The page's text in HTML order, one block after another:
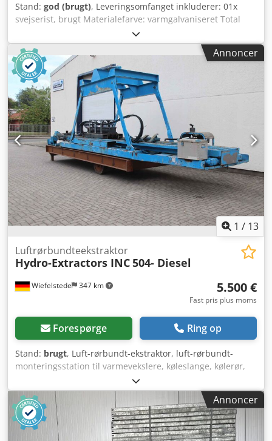
Stand: god (brugt), Leveringsomfanget inkluderer: 01x
svejserist, brugt Materialefarve: varmgalvaniseret Total
dybde: ca. 2.460 mm (i bærejernets retning) Total bredde:
ca. 1.130 mm (i tværjernets retning) Bærejern: TS30/2,00
Rammehøjde: ca. 30 mm Maskestørrelse: ca. 35 x 40 mm
Vægt / stk.: ca. 49,61 kg Intern betegnelse: GR-126
Bemærkning: Dsdpfxowl U S Sj Adteck - På hver side er der
svejset 2 L-vinkler som låsning - Gitterristen kan have
skader, ridser og buler. Dine kontaktpersoner hos os: Hr.:
Andre Evering Hr.: Mario Klöver Hr.: Falk Deutsch Generel
information om varen: Denne vare tilbydes kun til
afhentning. Ønskes der transport eller forsendelse af
varen, medfølger der ekstra omkostninger, som kan
oplyses særskilt afhængigt af leveringssted og
leveringsomfang.
Annoncer
1 / 13
Wiefelstede 347 km
Luftrørbundteekstraktor
Hydro-Extractors INC504- Diesel
5.500 €
Fast pris plus moms
Forespørge Ring op
Stand: brugt, Luft-rørbundt-ekstraktor, luft-rørbundt-
monteringsstation til varmevekslere, køleslange, kølerør,
kølespiral, rørrørsvarmeveksler -Overdragelse: i den
aktuelle stand som beset (uden dokumentation) -Tilstand:
Dieseldrift er i øjeblikket ude af funktion -Luft-rørbundt-
ekstraktor: Hydro-Extractors INC Dsdpfxow Ty Dno Adteck -
Type: 504 - Diesel -Dimensioner: 8400/1900/H2850 mm -
Annoncer